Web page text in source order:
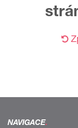
NAVIGACE.